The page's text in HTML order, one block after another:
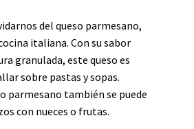
del queso parmesano,
italiana. Con su sabor
granulada, este queso es
sobre pastas y sopas.
parmesano también se puede
con nueces o frutas.